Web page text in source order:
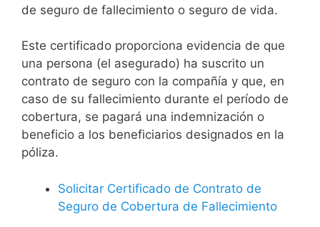
de seguro de fallecimiento o seguro de vida.
Este certificado proporciona evidencia de que
una persona (el asegurado) ha suscrito un
contrato de seguro con la compañía y que, en
caso de su fallecimiento durante el período de
cobertura, se pagará una indemnización o
beneficio a los beneficiarios designados en la
póliza.
Solicitar Certificado de Contrato de
Seguro de Cobertura de Fallecimiento